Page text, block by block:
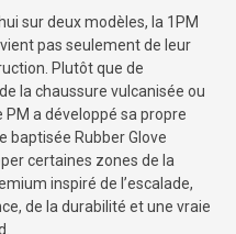
sur deux modèles, la 1PM
pas seulement de leur
Plutôt que de
la chaussure vulcanisée ou
a développé sa propre
baptisée Rubber Glove
certaines zones de la
inspiré de l’escalade,
de la durabilité et une vraie